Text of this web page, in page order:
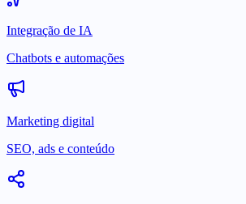
Integração de IA
Chatbots e automações
Marketing digital
SEO, ads e conteúdo